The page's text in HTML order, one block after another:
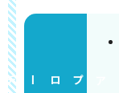
アプローチ